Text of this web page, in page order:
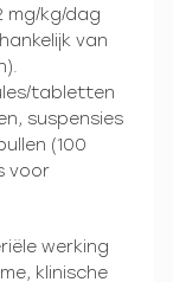
mg/kg/dag
van
tabletten
suspensies
(100
voor
werking
klinische